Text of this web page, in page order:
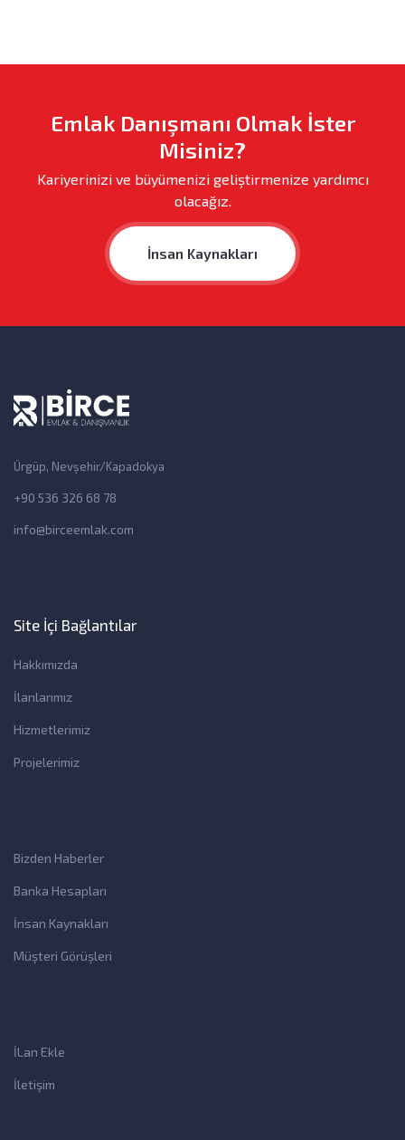
Emlak Danışmanı Olmak İster
Misiniz?
Kariyerinizi ve büyümenizi geliştirmenize yardımcı
olacağız.
İnsan Kaynakları
Ürgüp, Nevşehir/Kapadokya
+90 536 326 68 78
info@birceemlak.com
Site İçi Bağlantılar
Hakkımızda
İlanlarımız
Hizmetlerimiz
Projelerimiz
Bizden Haberler
Banka Hesapları
İnsan Kaynakları
Müşteri Görüşleri
İLan Ekle
İletişim